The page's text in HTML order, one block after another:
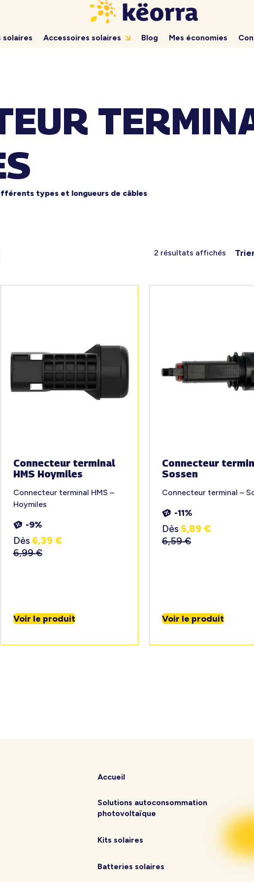
solaires Accessoires solaires Blog Mes économies
types et longueurs de câbles
2 résultats affichés
Connecteur terminal
HMS Hoymiles
Connecteur terminal HMS –
Hoymiles
-9%
Dès 6,39 €
6,99€
Voir le produit
Connecteur
Sossen
Connecteur terminal –
-11%
Dès 5,89 €
6,59€
Voir le produit
Accueil
Solutions autoconsommation
photovoltaïque
Kits solaires
Batteries solaires